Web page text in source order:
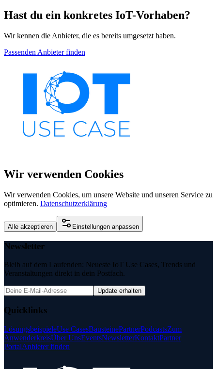
Hast du ein konkretes IoT-Vorhaben?
Wir kennen die Anbieter, die es bereits umgesetzt haben.
Passenden Anbieter finden
Wir verwenden Cookies
Wir verwenden Cookies, um unsere Website und unseren Service zu
optimieren. Datenschutzerklärung
Alle akzeptieren Einstellungen anpassen
Newsletter
Bleib auf dem Laufenden: Neueste IoT Use Cases, Trends und
Veranstaltungen direkt in dein Postfach.
Update erhalten
Quicklinks
LösungsbeispieleUse CasesBausteinePartnerPodcastsZum
AnwenderkreisÜber UnsEventsNewsletterKontaktPartner
PortalAnbieter finden